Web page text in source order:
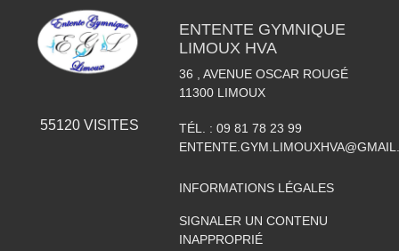
55120VISITES
ENTENTE GYMNIQUE
LIMOUX HVA
36 , AVENUE OSCAR ROUGÉ
11300 LIMOUX
TÉL. : 09 81 78 23 99
INFORMATIONS LÉGALES
SIGNALER UN CONTENU
INAPPROPRIÉ